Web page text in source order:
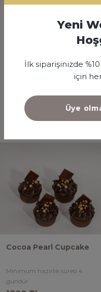
ÜRÜN AÇIKLAMASI
İLGİNİZİ
Cocoa Pearl Cupcake
Minimum hazırlık süresi 4
gündür
Yeni
İlk siparişinizde
için
Üye